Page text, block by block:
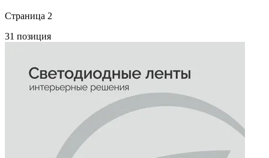
Страница 2
31 позиция